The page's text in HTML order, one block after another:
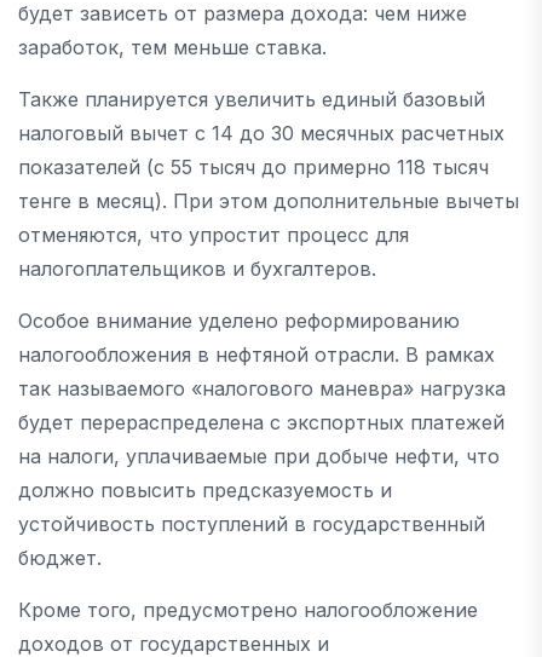
будет зависеть от размера дохода: чем ниже
заработок, тем меньше ставка.
Также планируется увеличить единый базовый
налоговый вычет с 14 до 30 месячных расчетных
показателей (с 55 тысяч до примерно 118 тысяч
тенге в месяц). При этом дополнительные вычеты
отменяются, что упростит процесс для
налогоплательщиков и бухгалтеров.
Особое внимание уделено реформированию
налогообложения в нефтяной отрасли. В рамках
так называемого «налогового маневра» нагрузка
будет перераспределена с экспортных платежей
на налоги, уплачиваемые при добыче нефти, что
должно повысить предсказуемость и
устойчивость поступлений в государственный
бюджет.
Кроме того, предусмотрено налогообложение
доходов от государственных и